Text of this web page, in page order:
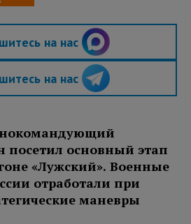
на нас
на нас
основный этап
«Лужский». Военные
отработали при
маневры